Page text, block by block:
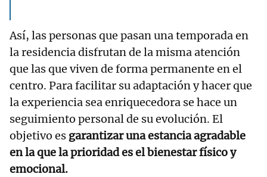
Así, las personas que pasan una temporada en
la residencia disfrutan de la misma atención
que las que viven de forma permanente en el
centro. Para facilitar su adaptación y hacer que
la experiencia sea enriquecedora se hace un
seguimiento personal de su evolución. El
objetivo es garantizar una estancia agradable
en la que la prioridad es el bienestar físico y
emocional.